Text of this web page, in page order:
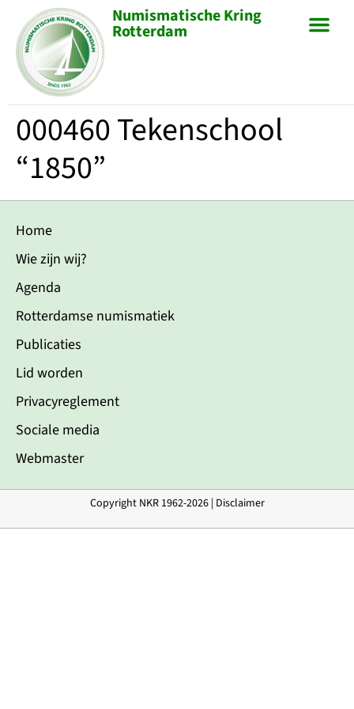
Numismatische Kring
Rotterdam
000460 Tekenschool
“1850”
Home
Wie zijn wij?
Agenda
Rotterdamse numismatiek
Publicaties
Lid worden
Privacyreglement
Sociale media
Webmaster
Copyright NKR 1962-2026 | Disclaimer